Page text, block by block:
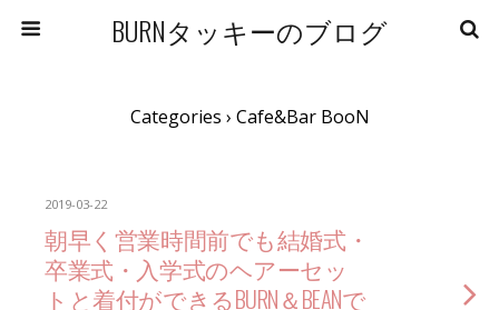
BURNタッキーのブログ
Categories › Cafe&Bar BooN
2019-03-22
朝早く営業時間前でも結婚式・
卒業式・入学式のヘアーセッ
トと着付ができるBURN＆BEANで